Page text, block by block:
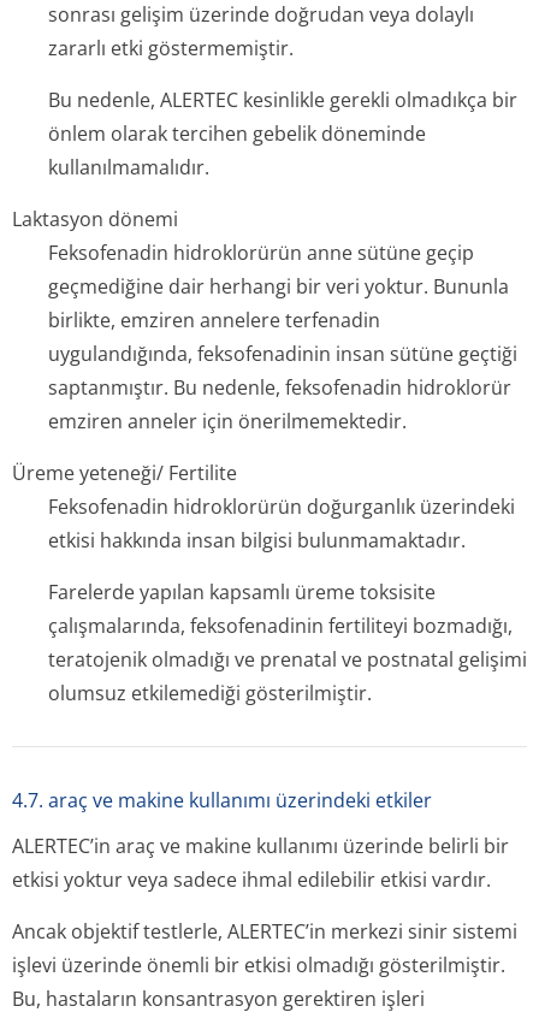
sonrası gelişim üzerinde doğrudan veya dolaylı
zararlı etki göstermemiştir.
Bu nedenle, ALERTEC kesinlikle gerekli olmadıkça bir
önlem olarak tercihen gebelik döneminde
kullanılmamalıdır.
Laktasyon dönemi
Feksofenadin hidroklorürün anne sütüne geçip
geçmediğine dair herhangi bir veri yoktur. Bununla
birlikte, emziren annelere terfenadin
uygulandığında, feksofenadinin insan sütüne geçtiği
saptanmıştır. Bu nedenle, feksofenadin hidroklorür
emziren anneler için önerilmemektedir.
Üreme yeteneği/ Fertilite
Feksofenadin hidroklorürün doğurganlık üzerindeki
etkisi hakkında insan bilgisi bulunmamaktadır.
Farelerde yapılan kapsamlı üreme toksisite
çalışmalarında, feksofenadinin fertiliteyi bozmadığı,
teratojenik olmadığı ve prenatal ve postnatal gelişimi
olumsuz etkilemediği gösterilmiştir.
4.7. araç ve makine kullanımı üzerindeki etkiler
ALERTEC’in araç ve makine kullanımı üzerinde belirli bir
etkisi yoktur veya sadece ihmal edilebilir etkisi vardır.
Ancak objektif testlerle, ALERTEC’in merkezi sinir sistemi
işlevi üzerinde önemli bir etkisi olmadığı gösterilmiştir.
Bu, hastaların konsantrasyon gerektiren işleri